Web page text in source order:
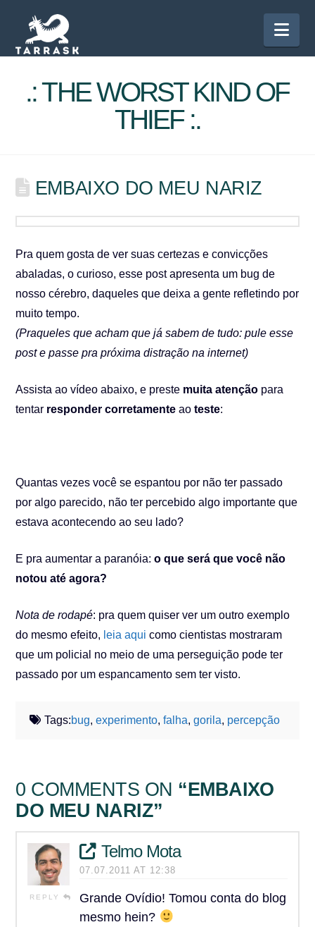
.: THE WORST KIND OF
THIEF :.
EMBAIXO DO MEU NARIZ
Pra quem gosta de ver suas certezas e convicções
abaladas, o curioso, esse post apresenta um bug de
nosso cérebro, daqueles que deixa a gente refletindo por
muito tempo.
(Praqueles que acham que já sabem de tudo: pule esse
post e passe pra próxima distração na internet)
Assista ao vídeo abaixo, e preste muita atenção para
tentar responder corretamente aoteste:
Quantas vezes você se espantou por não ter passado
por algo parecido, não ter percebido algo importante que
estava acontecendo ao seu lado?
E pra aumentar a paranóia:o que será que você não
notou até agora?
Nota de rodapé: pra quem quiser ver um outro exemplo
do mesmo efeito, leia aqui como cientistas mostraram
que um policial no meio de uma perseguição pode ter
passado por um espancamento sem ter visto.
Tags:bug,experimento,falha,gorila, percepção
0 COMMENTS ON “EMBAIXO
DO MEU NARIZ”
REPLY
Telmo Mota
07.07.2011 AT 12:38
Grande Ovídio! Tomou conta do blog
mesmo hein?